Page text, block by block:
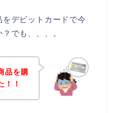
デビットカードで今
でも、、、。
品を購
！！